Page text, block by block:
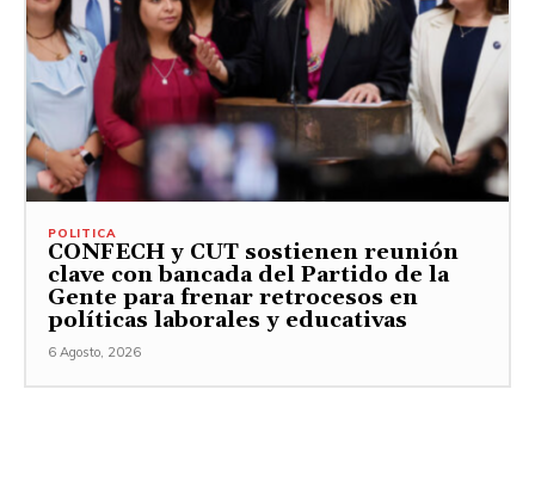
POLITICA
CONFECH y CUT sostienen reunión
clave con bancada del Partido de la
Gente para frenar retrocesos en
políticas laborales y educativas
6 Agosto, 2026